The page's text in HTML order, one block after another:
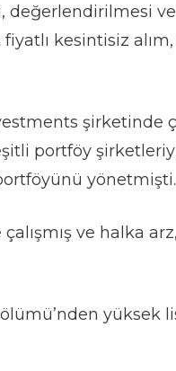
değerlendirilmesi
kesintisiz
şirketinde
portföy
yönetmişti.
ve halka
yüksek